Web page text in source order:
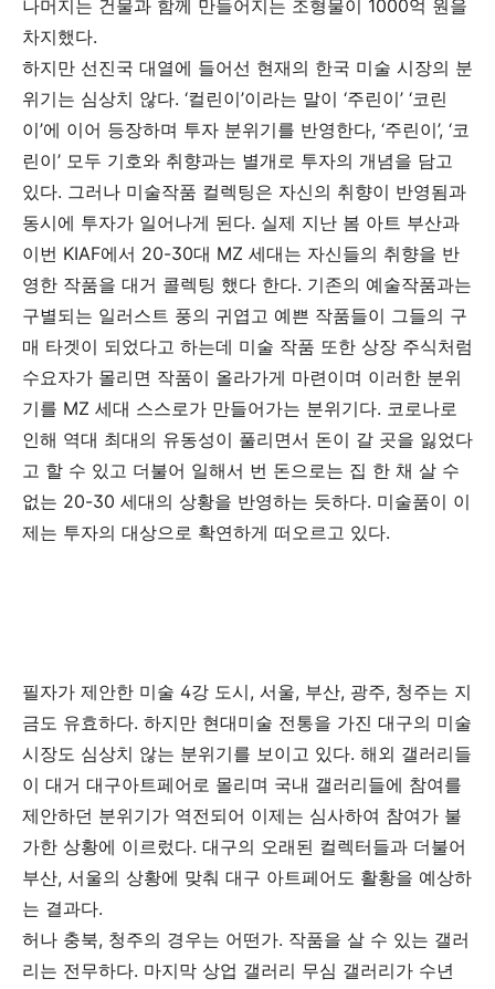
나머지는 건물과 함께 만들어지는 조형물이 1000억 원을
차지했다.
하지만 선진국 대열에 들어선 현재의 한국 미술 시장의 분
위기는 심상치 않다. ‘컬린이’이라는 말이 ‘주린이’ ‘코린
이’에 이어 등장하며 투자 분위기를 반영한다, ‘주린이’, ‘코
린이’ 모두 기호와 취향과는 별개로 투자의 개념을 담고
있다. 그러나 미술작품 컬렉팅은 자신의 취향이 반영됨과
동시에 투자가 일어나게 된다. 실제 지난 봄 아트 부산과
이번 KIAF에서 20-30대 MZ 세대는 자신들의 취향을 반
영한 작품을 대거 콜렉팅 했다 한다. 기존의 예술작품과는
구별되는 일러스트 풍의 귀엽고 예쁜 작품들이 그들의 구
매 타겟이 되었다고 하는데 미술 작품 또한 상장 주식처럼
수요자가 몰리면 작품이 올라가게 마련이며 이러한 분위
기를 MZ 세대 스스로가 만들어가는 분위기다. 코로나로
인해 역대 최대의 유동성이 풀리면서 돈이 갈 곳을 잃었다
고 할 수 있고 더불어 일해서 번 돈으로는 집 한 채 살 수
없는 20-30 세대의 상황을 반영하는 듯하다. 미술품이 이
제는 투자의 대상으로 확연하게 떠오르고 있다.
필자가 제안한 미술 4강 도시, 서울, 부산, 광주, 청주는 지
금도 유효하다. 하지만 현대미술 전통을 가진 대구의 미술
시장도 심상치 않는 분위기를 보이고 있다. 해외 갤러리들
이 대거 대구아트페어로 몰리며 국내 갤러리들에 참여를
제안하던 분위기가 역전되어 이제는 심사하여 참여가 불
가한 상황에 이르렀다. 대구의 오래된 컬렉터들과 더불어
부산, 서울의 상황에 맞춰 대구 아트페어도 활황을 예상하
는 결과다.
허나 충북, 청주의 경우는 어떤가. 작품을 살 수 있는 갤러
리는 전무하다. 마지막 상업 갤러리 무심 갤러리가 수년